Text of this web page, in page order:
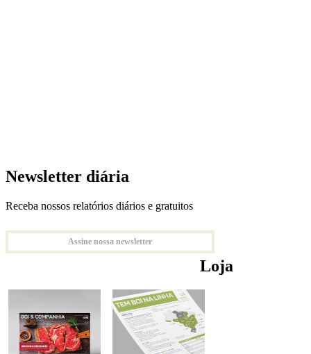
Newsletter diária
Receba nossos relatórios diários e gratuitos
Assine nossa newsletter
Loja